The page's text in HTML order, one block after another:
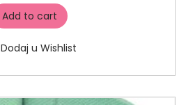
Add to cart
Dodaj u Wishlist